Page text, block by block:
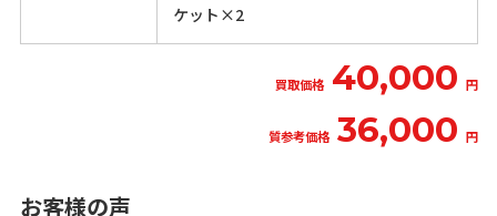
ケット×2
買取価格 40,000 円
質参考価格 36,000 円
お客様の声